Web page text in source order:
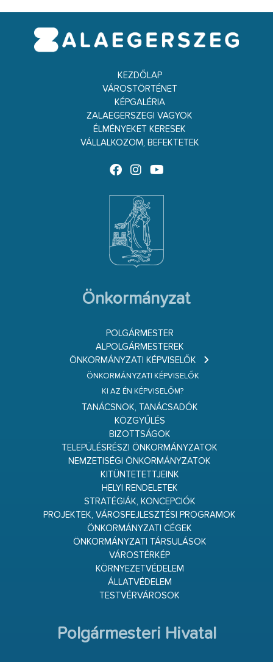
KEZDŐLAP
VÁROSTÖRTÉNET
KÉPGALÉRIA
ZALAEGERSZEGI VAGYOK
ÉLMÉNYEKET KERESEK
VÁLLALKOZOM, BEFEKTETEK
Önkormányzat
POLGÁRMESTER
ALPOLGÁRMESTEREK
ÖNKORMÁNYZATI KÉPVISELŐK
ÖNKORMÁNYZATI KÉPVISELŐK
KI AZ ÉN KÉPVISELŐM?
TANÁCSNOK, TANÁCSADÓK
KÖZGYŰLÉS
BIZOTTSÁGOK
TELEPÜLÉSRÉSZI ÖNKORMÁNYZATOK
NEMZETISÉGI ÖNKORMÁNYZATOK
KITÜNTETETTJEINK
HELYI RENDELETEK
STRATÉGIÁK, KONCEPCIÓK
PROJEKTEK, VÁROSFEJLESZTÉSI PROGRAMOK
ÖNKORMÁNYZATI CÉGEK
ÖNKORMÁNYZATI TÁRSULÁSOK
VÁROSTÉRKÉP
KÖRNYEZETVÉDELEM
ÁLLATVÉDELEM
TESTVÉRVÁROSOK
Polgármesteri Hivatal